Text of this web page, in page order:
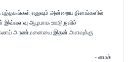
புத்தகங்கள் எதுவும் அன்றைய தினங்களில்
இவ்வளவு ஆழமாக ஊடுருவிச்
அரண்மனையை இதன் அளவுக்கு